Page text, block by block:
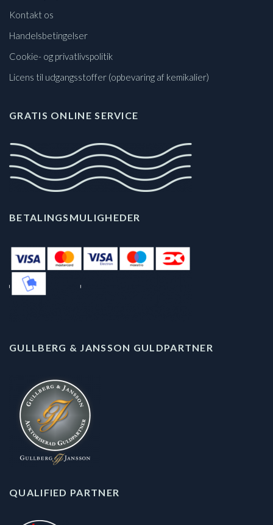
Kontakt os
Handelsbetingelser
Cookie- og privatlivspolitik
Licens til udgangsstoffer (opbevaring af kemikalier)
GRATIS ONLINE SERVICE
BETALINGSMULIGHEDER
GULLBERG & JANSSON GULDPARTNER
QUALIFIED PARTNER